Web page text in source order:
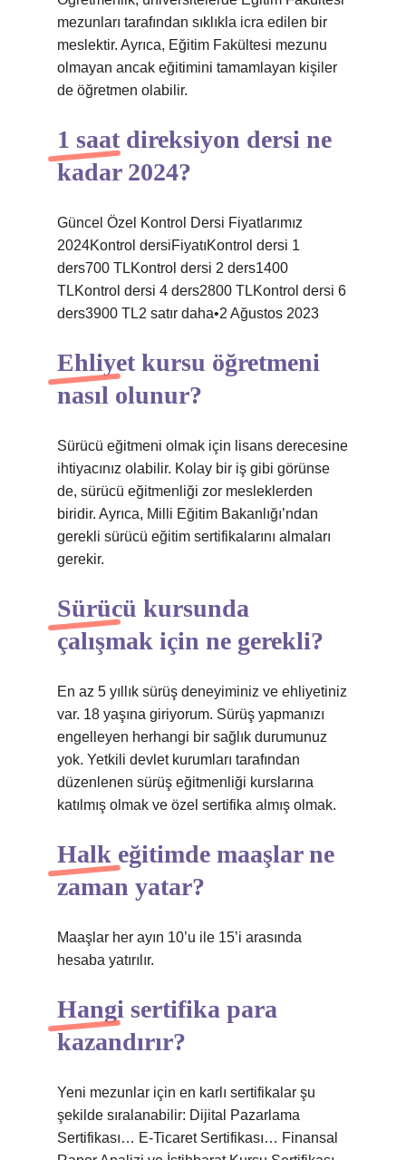
mezunları tarafından sıklıkla icra edilen bir
meslektir. Ayrıca, Eğitim Fakültesi mezunu
olmayan ancak eğitimini tamamlayan kişiler
de öğretmen olabilir.
1 saat direksiyon dersi ne
kadar 2024?
Güncel Özel Kontrol Dersi Fiyatlarımız
2024Kontrol dersiFiyatıKontrol dersi 1
ders700 TLKontrol dersi 2 ders1400
TLKontrol dersi 4 ders2800 TLKontrol dersi 6
ders3900 TL2 satır daha•2 Ağustos 2023
Ehliyet kursu öğretmeni
nasıl olunur?
Sürücü eğitmeni olmak için lisans derecesine
ihtiyacınız olabilir. Kolay bir iş gibi görünse
de, sürücü eğitmenliği zor mesleklerden
biridir. Ayrıca, Milli Eğitim Bakanlığı’ndan
gerekli sürücü eğitim sertifikalarını almaları
gerekir.
Sürücü kursunda
çalışmak için ne gerekli?
En az 5 yıllık sürüş deneyiminiz ve ehliyetiniz
var. 18 yaşına giriyorum. Sürüş yapmanızı
engelleyen herhangi bir sağlık durumunuz
yok. Yetkili devlet kurumları tarafından
düzenlenen sürüş eğitmenliği kurslarına
katılmış olmak ve özel sertifika almış olmak.
Halk eğitimde maaşlar ne
zaman yatar?
Maaşlar her ayın 10’u ile 15’i arasında
hesaba yatırılır.
Hangi sertifika para
kazandırır?
Yeni mezunlar için en karlı sertifikalar şu
şekilde sıralanabilir: Dijital Pazarlama
Sertifikası… E-Ticaret Sertifikası… Finansal